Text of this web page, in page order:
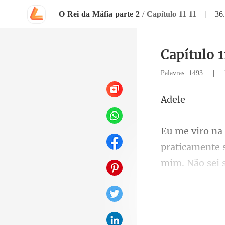
O Rei da Máfia parte 2 / Capítulo 11 11 |
Capítulo
Palavras: 1493 |
d
mim. Não sei